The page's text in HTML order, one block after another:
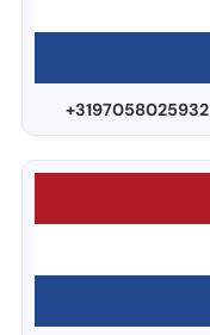
+3197058025932